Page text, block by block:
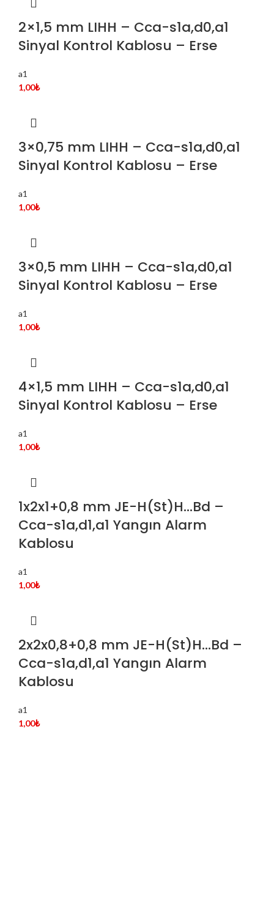
2×1,5 mm LIHH – Cca-s1a,d0,a1
Sinyal Kontrol Kablosu – Erse
a1
1,00₺
3×0,75 mm LIHH – Cca-s1a,d0,a1
Sinyal Kontrol Kablosu – Erse
a1
1,00₺
3×0,5 mm LIHH – Cca-s1a,d0,a1
Sinyal Kontrol Kablosu – Erse
a1
1,00₺
4×1,5 mm LIHH – Cca-s1a,d0,a1
Sinyal Kontrol Kablosu – Erse
a1
1,00₺
1x2x1+0,8 mm JE-H(St)H…Bd –
Cca-s1a,d1,a1 Yangın Alarm
Kablosu
a1
1,00₺
2x2x0,8+0,8 mm JE-H(St)H…Bd –
Cca-s1a,d1,a1 Yangın Alarm
Kablosu
a1
1,00₺